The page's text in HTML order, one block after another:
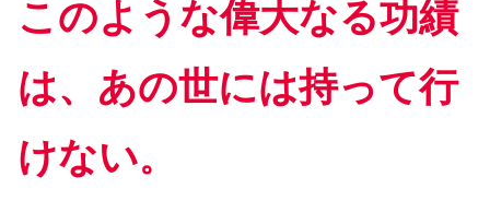
このような偉大なる功績
は、あの世には持って行
けない。